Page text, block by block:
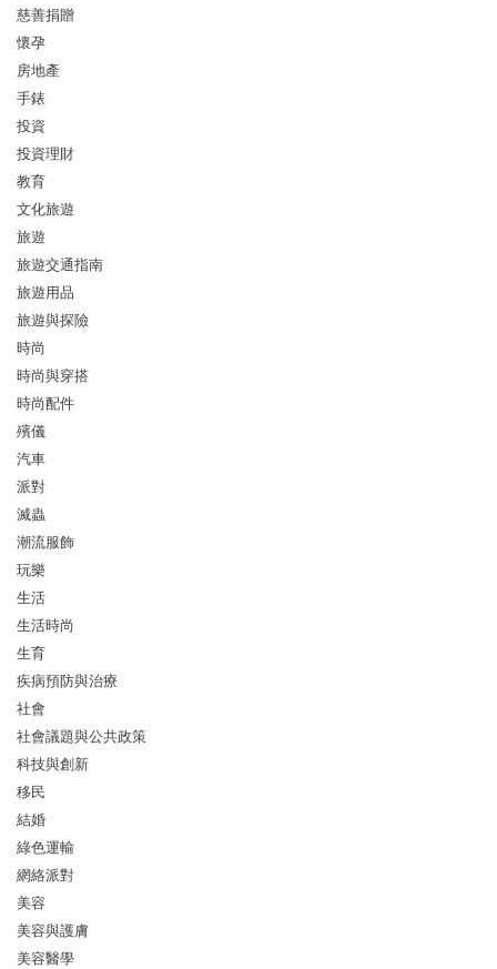
慈善捐贈
懷孕
房地產
手錶
投資
投資理財
教育
文化旅遊
旅遊
旅遊交通指南
旅遊用品
旅遊與探險
時尚
時尚與穿搭
時尚配件
殯儀
汽車
派對
滅蟲
潮流服飾
玩樂
生活
生活時尚
生育
疾病預防與治療
社會
社會議題與公共政策
科技與創新
移民
結婚
綠色運輸
網絡派對
美容
美容與護膚
美容醫學